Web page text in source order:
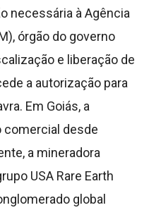
necessária à Agência
órgão do governo
e liberação de
a autorização para
Em Goiás, a
comercial desde
a mineradora
USA Rare Earth
global